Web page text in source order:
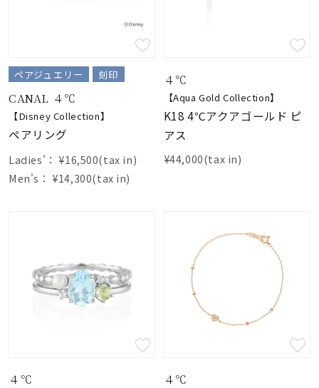
ペアジュエリー 刻印
CANAL ４℃
【Disney Collection】
ペアリング
Ladies'： ¥16,500(tax in)
Men's： ¥14,300(tax in)
４℃
【Aqua Gold Collection】
K18 4℃アクアゴールド ピ
アス
¥44,000(tax in)
４℃
４℃